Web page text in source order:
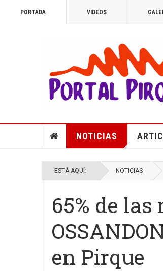
PORTADA VIDEOS
NOTICIAS
ESTÁ AQUÍ: NOTICIAS
65% de las
en Pirque